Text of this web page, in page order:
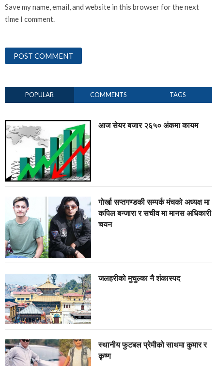
Save my name, email, and website in this browser for the next
time I comment.
POPULAR COMMENTS TAGS
आज सेयर बजार २६५० अंकमा कायम
गोर्खा सप्तगण्डकी सम्पर्क मंचको अध्यक्ष मा
कपिल बन्जारा र सचीव मा मानस अधिकारी
चयन
जलहरीको मुचुल्का नै शंंकास्पद
स्थानीय फुटबल प्रेमीको साथमा कुमार र
कृष्ण